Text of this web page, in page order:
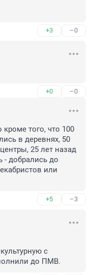
+3 –0
+0 –0
того, что 100
в деревнях, 50
25 лет назад
- добрались до
или
+5 –3
с
до ПМВ.